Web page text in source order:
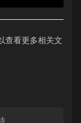
查看更多相关文